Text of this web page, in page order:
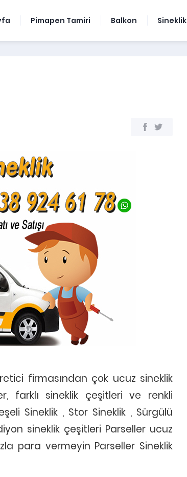
Pimapen Tamiri Balkon Sineklik
firmasından çok ucuz sineklik
farklı sineklik çeşitleri ve renkli
Sineklik , Stor Sineklik , Sürgülü
sineklik çeşitleri Parseller ucuz
para vermeyin Parseller Sineklik